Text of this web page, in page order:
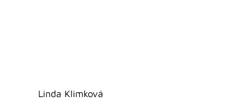
Linda Klimková